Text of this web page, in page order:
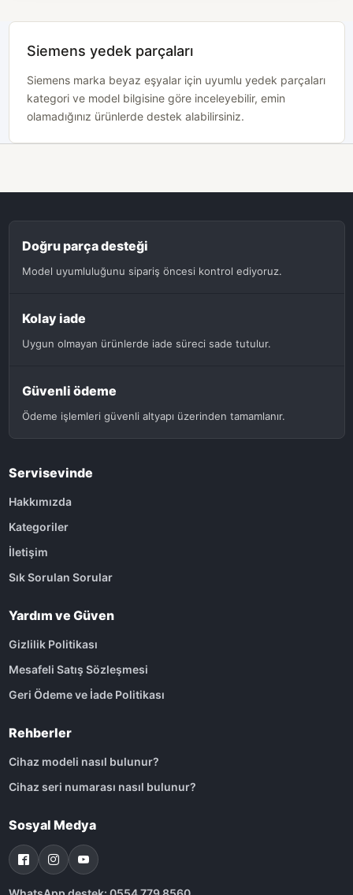
Siemens yedek parçaları
Siemens marka beyaz eşyalar için uyumlu yedek parçaları
kategori ve model bilgisine göre inceleyebilir, emin
olamadığınız ürünlerde destek alabilirsiniz.
Doğru parça desteği
Model uyumluluğunu sipariş öncesi kontrol ediyoruz.
Kolay iade
Uygun olmayan ürünlerde iade süreci sade tutulur.
Güvenli ödeme
Ödeme işlemleri güvenli altyapı üzerinden tamamlanır.
Servisevinde
Hakkımızda
Kategoriler
İletişim
Sık Sorulan Sorular
Yardım ve Güven
Gizlilik Politikası
Mesafeli Satış Sözleşmesi
Geri Ödeme ve İade Politikası
Rehberler
Cihaz modeli nasıl bulunur?
Cihaz seri numarası nasıl bulunur?
Sosyal Medya